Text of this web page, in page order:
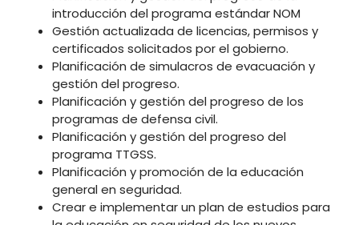
introducción del programa estándar NOM
Gestión actualizada de licencias, permisos y
certificados solicitados por el gobierno.
Planificación de simulacros de evacuación y
gestión del progreso.
Planificación y gestión del progreso de los
programas de defensa civil.
Planificación y gestión del progreso del
programa TTGSS.
Planificación y promoción de la educación
general en seguridad.
Crear e implementar un plan de estudios para